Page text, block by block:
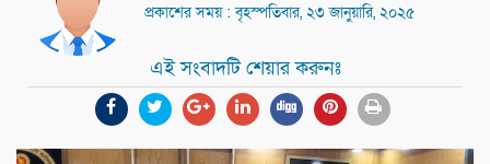
প্রকাশের সময় : বৃহস্পতিবার, ২৩ জানুয়ারি, ২০২৫
এই সংবাদটি শেয়ার করুনঃ